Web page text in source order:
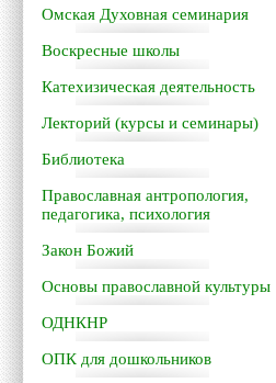
Омская Духовная семинария
Воскресные школы
Катехизическая деятельность
Лекторий (курсы и семинары)
Библиотека
Православная антропология,
педагогика, психология
Закон Божий
Основы православной культуры
ОДНКНР
ОПК для дошкольников